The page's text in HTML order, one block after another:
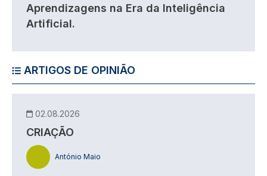
Aprendizagens na Era da Inteligência
Artificial.
ARTIGOS DE OPINIÃO
02.08.2026
CRIAÇÃO
António Maio